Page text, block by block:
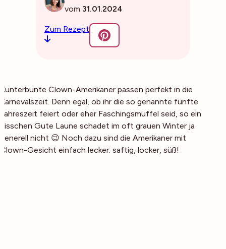
vom 31.01.2024
Zum Rezept
Kunterbunte Clown-Amerikaner passen perfekt in die
Karnevalszeit. Denn egal, ob ihr die so genannte fünfte
Jahreszeit feiert oder eher Faschingsmuffel seid, so ein
bisschen Gute Laune schadet im oft grauen Winter ja
generell nicht 😉 Noch dazu sind die Amerikaner mit
Clown-Gesicht einfach lecker: saftig, locker, süß!